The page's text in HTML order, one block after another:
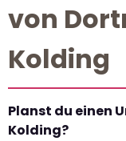
von
Kolding
Planst du einen
Kolding?